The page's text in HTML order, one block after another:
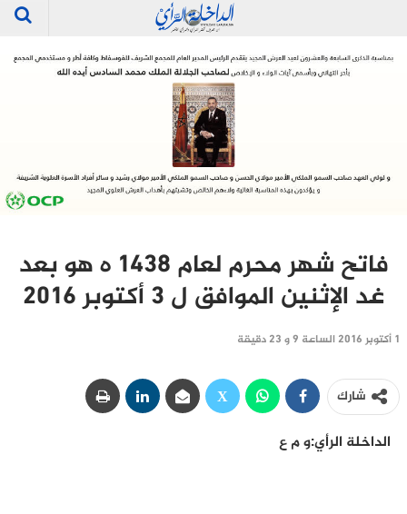
فاتح شهر محرم لعام 1438 ه هو بعد
غد الإثنين الموافق ل 3 أكتوبر 2016
1 أكتوبر 2016 الساعة 9 و 23 دقيقة
شارك
الداخلة الرأي:و م ع